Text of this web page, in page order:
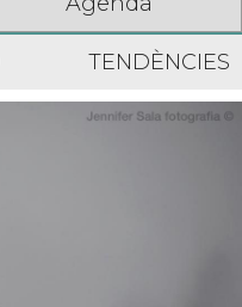
TENDÈNCIES